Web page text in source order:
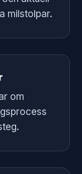
milstolpar.
om